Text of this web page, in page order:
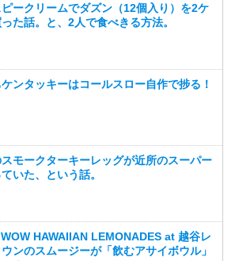
ークリームでダズン（12個入り）を2ケ
た話。と、2人で食べきる方法。
ンタッキーはコールスロー自作で捗る！
モークターキーレッグが近所のスーパー
いた、という話。
HAWAIIAN LEMONADES at 越谷レ
ンのスムージーが「飲むアサイボウル」